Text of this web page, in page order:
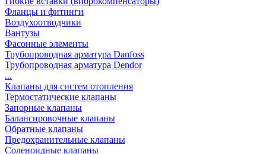
Фланцы и фитинги
Воздухоотводчики
Вантузы
Фасонные элементы
Трубопроводная арматура Danfoss
Трубопроводная арматура Dendor
...
Клапаны для систем отопления
Термостатические клапаны
Запорные клапаны
Балансировочные клапаны
Обратные клапаны
Предохранительные клапаны
Соленоидные клапаны